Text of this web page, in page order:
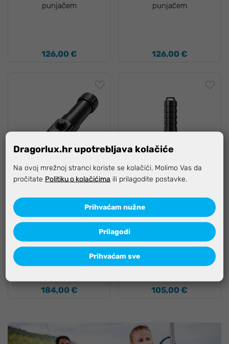
punjačem
126,00 €
punjačem
126,00 €
-12%, KOD: LUX-12
Lampa Xtar D26, 2800 lm
184,00 €
-12%, KOD: LUX-12
Lampa Xtar DH1, 1600 lm
baterijom
105,00 €
Dragorlux.hr upotrebljava kolačiće
Na ovoj mrežnoj stranci koriste se kolačići. Molimo Vas da
pročitate Politiku o kolačićima ili prilagodite postavke.
Prihvaćam nužne
Prilagodi
Prihvaćam sve